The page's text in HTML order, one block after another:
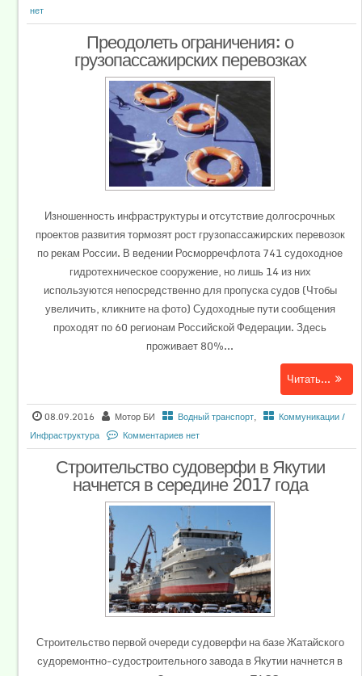
нет
Преодолеть ограничения: о
грузопассажирских перевозках
Изношенность инфраструктуры и отсутствие долгосрочных
проектов развития тормозят рост грузопассажирских перевозок
по рекам России. В ведении Росморречфлота 741 судоходное
гидротехническое сооружение, но лишь 14 из них
используются непосредственно для пропуска судов (Чтобы
увеличить, кликните на фото) Судоходные пути сообщения
проходят по 60 регионам Российской Федерации. Здесь
проживает 80%...
Читать...
08.09.2016 Мотор БИ Водный транспорт,
Коммуникации /
Инфраструктура
Комментариев нет
Строительство судоверфи в Якутии
начнется в середине 2017 года
Строительство первой очереди судоверфи на базе Жатайского
судоремонтно-судостроительного завода в Якутии начнется в